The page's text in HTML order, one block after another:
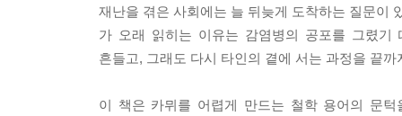
2절. 재난 속에서 살아나는 작은 허영
3절. 혼란을 기회로 삼는 사람의 그림자
4절. 평범함이 선과 악으로 갈라지는 순간
7장. 부조리와 반항을 쉽게 이해하는 법
재난을 겪은 사회에는 늘 뒤늦게 도착하는 질문이
가 오래 읽히는 이유는 감염병의 공포를 그렸기
흔들고, 그래도 다시 타인의 곁에 서는 과정을 끝
이 책은 카뮈를 어렵게 만드는 철학 용어의 문